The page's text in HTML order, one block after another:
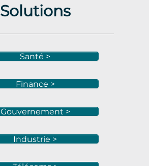
Solutions
Santé >
Finance >
Gouvernement >
Industrie >